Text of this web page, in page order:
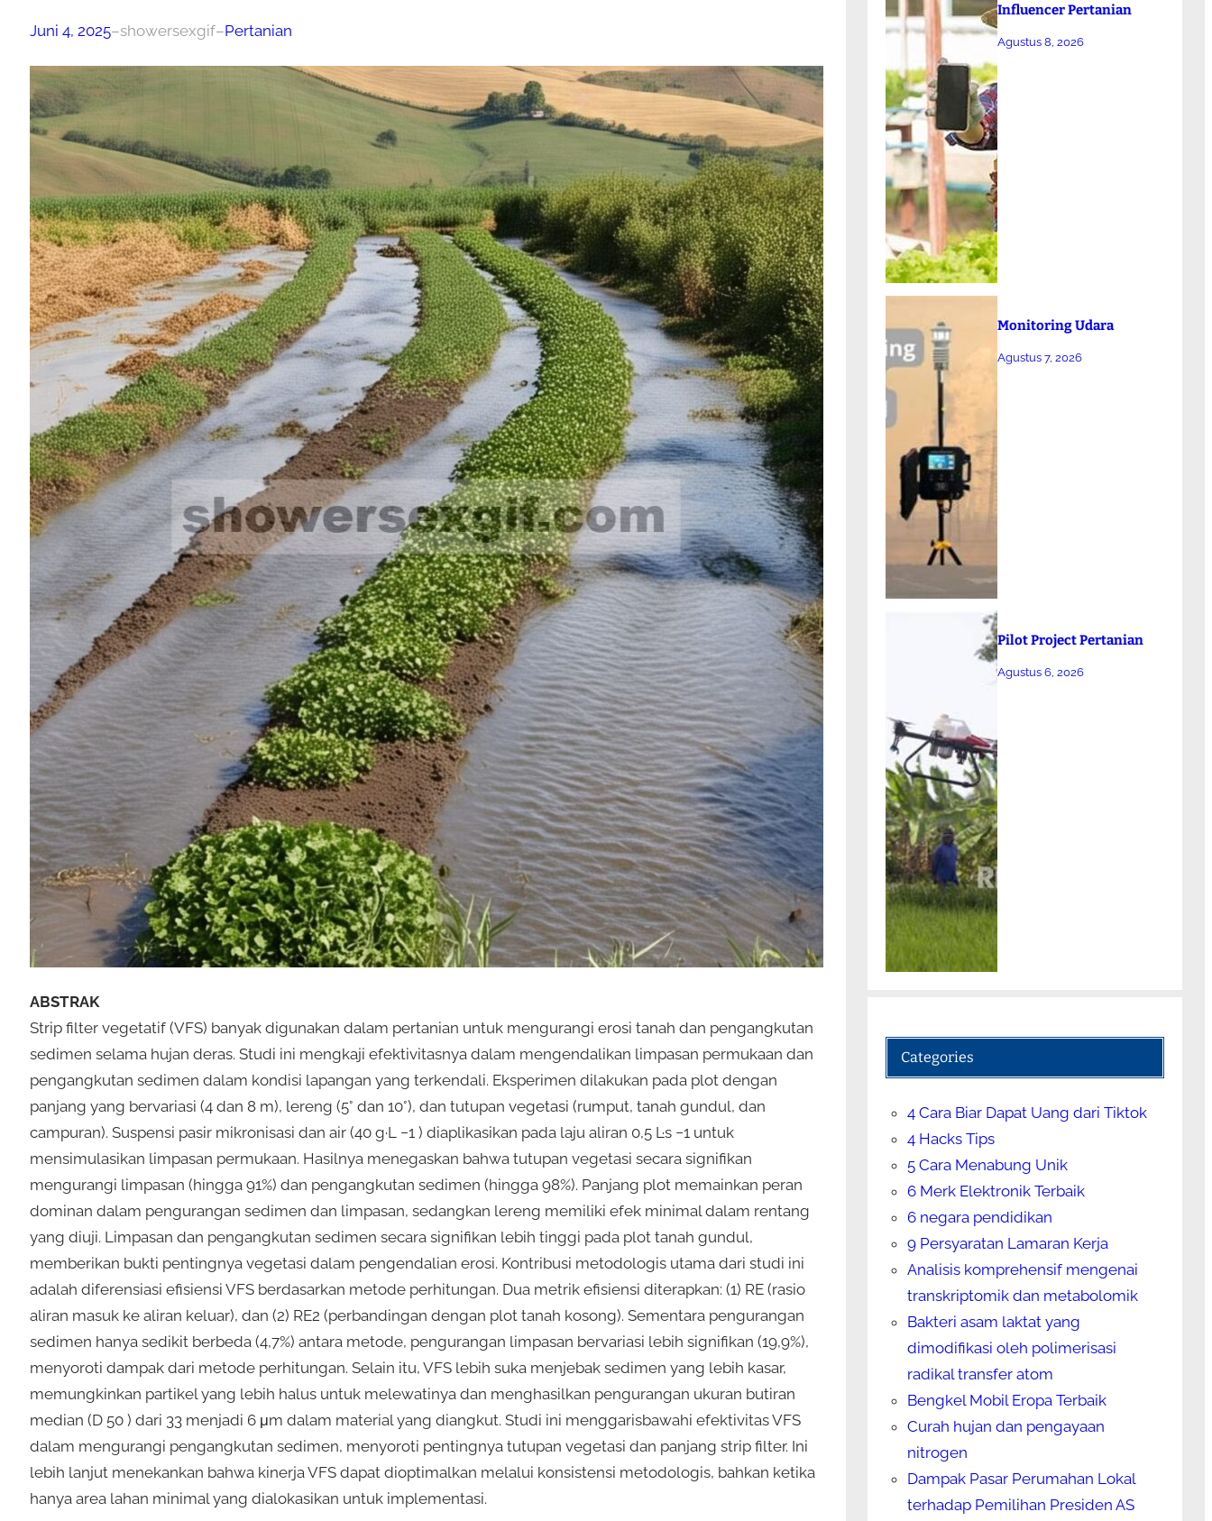
Juni 4, 2025–showersexgif–Pertanian
ABSTRAK
Strip filter vegetatif (VFS) banyak digunakan dalam pertanian untuk mengurangi erosi tanah dan pengangkutan
sedimen selama hujan deras. Studi ini mengkaji efektivitasnya dalam mengendalikan limpasan permukaan dan
pengangkutan sedimen dalam kondisi lapangan yang terkendali. Eksperimen dilakukan pada plot dengan
panjang yang bervariasi (4 dan 8 m), lereng (5° dan 10°), dan tutupan vegetasi (rumput, tanah gundul, dan
campuran). Suspensi pasir mikronisasi dan air (40 g·L −1 ) diaplikasikan pada laju aliran 0,5 L·s −1 untuk
mensimulasikan limpasan permukaan. Hasilnya menegaskan bahwa tutupan vegetasi secara signifikan
mengurangi limpasan (hingga 91%) dan pengangkutan sedimen (hingga 98%). Panjang plot memainkan peran
dominan dalam pengurangan sedimen dan limpasan, sedangkan lereng memiliki efek minimal dalam rentang
yang diuji. Limpasan dan pengangkutan sedimen secara signifikan lebih tinggi pada plot tanah gundul,
memberikan bukti pentingnya vegetasi dalam pengendalian erosi. Kontribusi metodologis utama dari studi ini
adalah diferensiasi efisiensi VFS berdasarkan metode perhitungan. Dua metrik efisiensi diterapkan: (1) RE (rasio
aliran masuk ke aliran keluar), dan (2) RE2 (perbandingan dengan plot tanah kosong). Sementara pengurangan
sedimen hanya sedikit berbeda (4,7%) antara metode, pengurangan limpasan bervariasi lebih signifikan (19,9%),
menyoroti dampak dari metode perhitungan. Selain itu, VFS lebih suka menjebak sedimen yang lebih kasar,
memungkinkan partikel yang lebih halus untuk melewatinya dan menghasilkan pengurangan ukuran butiran
median (D 50 ) dari 33 menjadi 6 μm dalam material yang diangkut. Studi ini menggarisbawahi efektivitas VFS
dalam mengurangi pengangkutan sedimen, menyoroti pentingnya tutupan vegetasi dan panjang strip filter. Ini
lebih lanjut menekankan bahwa kinerja VFS dapat dioptimalkan melalui konsistensi metodologis, bahkan ketika
hanya area lahan minimal yang dialokasikan untuk implementasi.
Influencer Pertanian
Agustus 8, 2026
Monitoring Udara
Agustus 7, 2026
Pilot Project Pertanian
Agustus 6, 2026
Categories
4 Cara Biar Dapat Uang dari Tiktok
4 Hacks Tips
5 Cara Menabung Unik
6 Merk Elektronik Terbaik
6 negara pendidikan
9 Persyaratan Lamaran Kerja
Analisis komprehensif mengenai
transkriptomik dan metabolomik
Bakteri asam laktat yang
dimodifikasi oleh polimerisasi
radikal transfer atom
Bengkel Mobil Eropa Terbaik
Curah hujan dan pengayaan
nitrogen
Dampak Pasar Perumahan Lokal
terhadap Pemilihan Presiden AS